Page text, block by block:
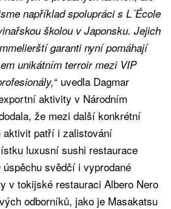
například spolupráci s L´École
školou v Japonsku. Jejich
garanti nyní pomáhají
unikátním terroir mezi VIP
“ uvedla Dagmar
aktivity v Národním
že mezi další konkrétní
patří i zalistování
luxusní sushi restaurace
úspěchu svědčí i vyprodané
v tokijské restauraci Albero Nero
odborníků, jako je Masakatsu